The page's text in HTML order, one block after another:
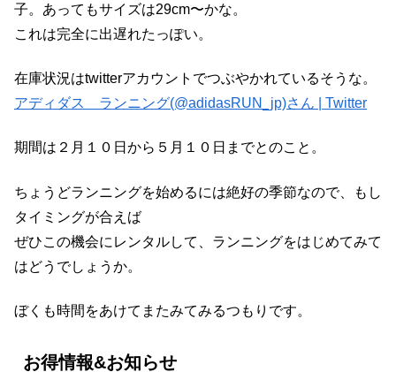
子。あってもサイズは29cm〜かな。
これは完全に出遅れたっぽい。
在庫状況はtwitterアカウントでつぶやかれているそうな。
アディダス ランニング(@adidasRUN_jp)さん | Twitter
期間は２月１０日から５月１０日までとのこと。
ちょうどランニングを始めるには絶好の季節なので、もし
タイミングが合えば
ぜひこの機会にレンタルして、ランニングをはじめてみて
はどうでしょうか。
ぼくも時間をあけてまたみてみるつもりです。
お得情報&お知らせ